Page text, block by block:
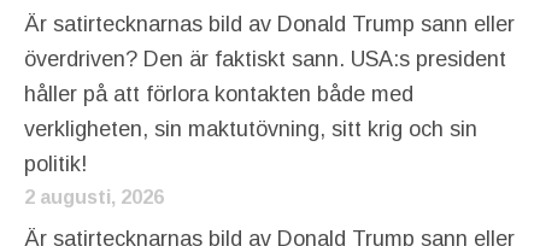
Är satirtecknarnas bild av Donald Trump sann eller
överdriven? Den är faktiskt sann. USA:s president
håller på att förlora kontakten både med
verkligheten, sin maktutövning, sitt krig och sin
politik!
2 augusti, 2026
Är satirtecknarnas bild av Donald Trump sann eller